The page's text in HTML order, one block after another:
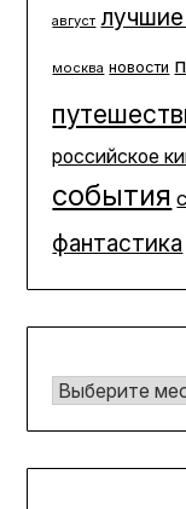
август
москва новости
российское
события
фантастика
Архив